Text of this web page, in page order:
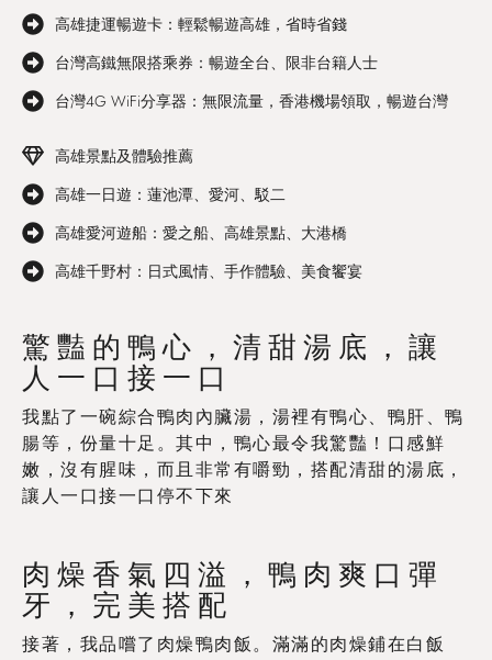
高雄捷運暢遊卡：輕鬆暢遊高雄，省時省錢
台灣高鐵無限搭乘券：暢遊全台、限非台籍人士
台灣4G WiFi分享器：無限流量，香港機場領取，暢遊台灣
高雄景點及體驗推薦
高雄一日遊：蓮池潭、愛河、駁二
高雄愛河遊船：愛之船、高雄景點、大港橋
高雄千野村：日式風情、手作體驗、美食饗宴
驚豔的鴨心，清甜湯底，讓
人一口接一口
我點了一碗綜合鴨肉內臟湯，湯裡有鴨心、鴨肝、鴨
腸等，份量十足。其中，鴨心最令我驚豔！口感鮮
嫩，沒有腥味，而且非常有嚼勁，搭配清甜的湯底，
讓人一口接一口停不下來
肉燥香氣四溢，鴨肉爽口彈
牙，完美搭配
接著，我品嚐了肉燥鴨肉飯。滿滿的肉燥鋪在白飯